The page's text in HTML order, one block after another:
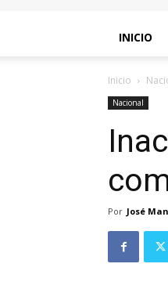
INICIO
Inicio
Nacional
Por José